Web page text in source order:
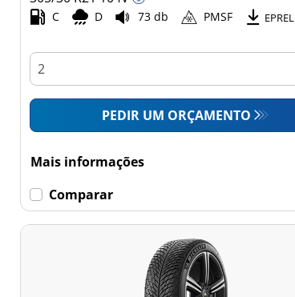
Comercial (0)
Esvaziamento limitado
Runflat (0)
Sem esvaziamento
opções
C D 73 db PMSF EPREL
PEDIR UM ORÇAMENTO
Mais informações
Comparar